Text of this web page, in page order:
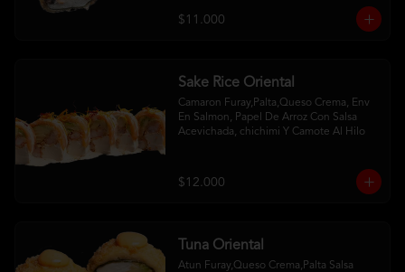
$11.000
Sake Rice Oriental
Camaron Furay,Palta,Queso Crema, Env
En Salmon, Papel De Arroz Con Salsa
Acevichada, chichimi Y Camote Al Hilo
$12.000
Tuna Oriental
Atun Furay,Queso Crema,Palta Salsa